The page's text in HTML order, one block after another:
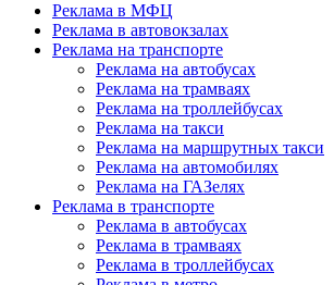
Реклама в МФЦ
Реклама в автовокзалах
Реклама на транспорте
Реклама на автобусах
Реклама на трамваях
Реклама на троллейбусах
Реклама на такси
Реклама на маршрутных такси
Реклама на автомобилях
Реклама на ГАЗелях
Реклама в транспорте
Реклама в автобусах
Реклама в трамваях
Реклама в троллейбусах